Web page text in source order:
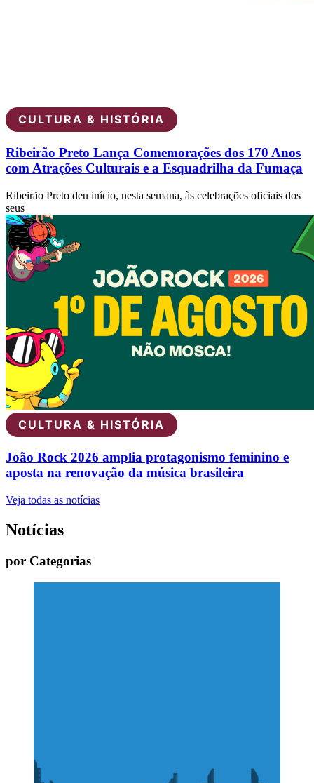
CULTURA & HISTÓRIA
Ribeirão Preto Lança Comemorações dos 170 Anos
com Atrações Culturais e a Esquadrilha da Fumaça
Ribeirão Preto deu início, nesta semana, às celebrações oficiais dos
seus
CULTURA & HISTÓRIA
João Rock 2026 amplia protagonismo feminino e
aposta na renovação da música brasileira
Veja todas as notícias
Notícias
por Categorias